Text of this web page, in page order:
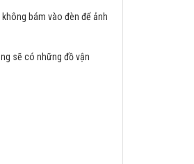
bám vào đèn để ảnh
sẽ có những đồ vận